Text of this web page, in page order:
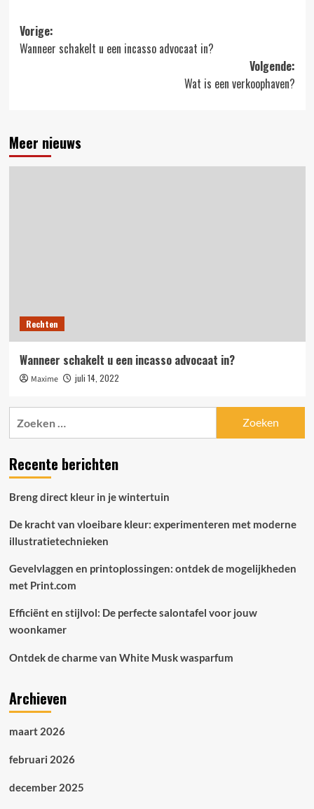
Bericht
navigatie
Vorige:
Wanneer schakelt u een incasso advocaat in?
Volgende:
Wat is een verkoophaven?
Meer nieuws
Rechten
Wanneer schakelt u een incasso advocaat in?
Maxime juli 14, 2022
Recente berichten
Breng direct kleur in je wintertuin
De kracht van vloeibare kleur: experimenteren met moderne
illustratietechnieken
Gevelvlaggen en printoplossingen: ontdek de mogelijkheden
met Print.com
Efficiënt en stijlvol: De perfecte salontafel voor jouw
woonkamer
Ontdek de charme van White Musk wasparfum
Archieven
maart 2026
februari 2026
december 2025